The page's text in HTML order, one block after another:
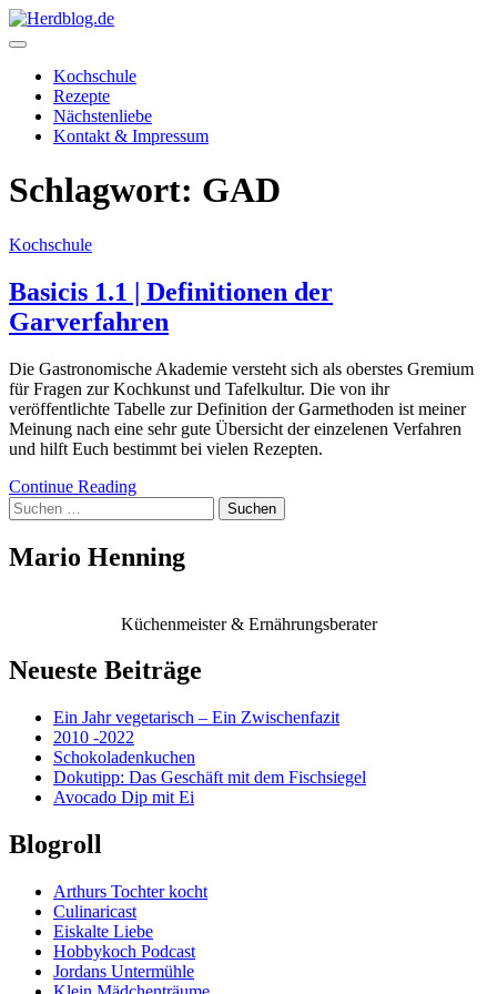
Skip
to
Herdblog.de
Kochschule
Rezepte
Nächstenliebe
Kontakt & Impressum
Schlagwort: GAD
Kochschule
Basicis 1.1 | Definitionen der
Garverfahren
Die Gastronomische Akademie versteht sich als oberstes Gremium
für Fragen zur Kochkunst und Tafelkultur. Die von ihr
veröffentlichte Tabelle zur Definition der Garmethoden ist meiner
Meinung nach eine sehr gute Übersicht der einzelenen Verfahren
und hilft Euch bestimmt bei vielen Rezepten.
Continue Reading
Suchen
nach:
Mario Henning
Küchenmeister & Ernährungsberater
Neueste Beiträge
Ein Jahr vegetarisch – Ein Zwischenfazit
2010 -2022
Schokoladenkuchen
Dokutipp: Das Geschäft mit dem Fischsiegel
Avocado Dip mit Ei
Blogroll
Arthurs Tochter kocht
Culinaricast
Eiskalte Liebe
Hobbykoch Podcast
Jordans Untermühle